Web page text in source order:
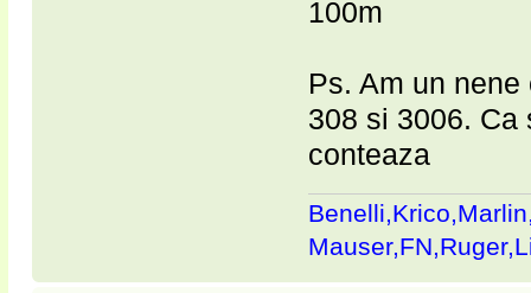
100m
Ps. Am un
308 si 3006. Ca
conteaza